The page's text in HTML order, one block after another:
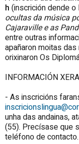
h (inscrición dende
ocultas da música
Cajaraville e as
entre outras
apañaron moitas
orixinaron Os
INFORMACIÓN
- As inscricións
unha das andainas,
(55). Precísase que
teléfono de contacto.